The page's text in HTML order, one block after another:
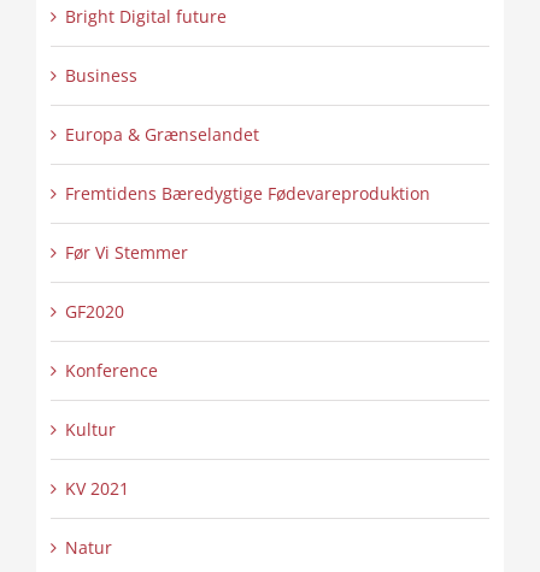
Bright Digital future
Business
Europa & Grænselandet
Fremtidens Bæredygtige Fødevareproduktion
Før Vi Stemmer
GF2020
Konference
Kultur
KV 2021
Natur